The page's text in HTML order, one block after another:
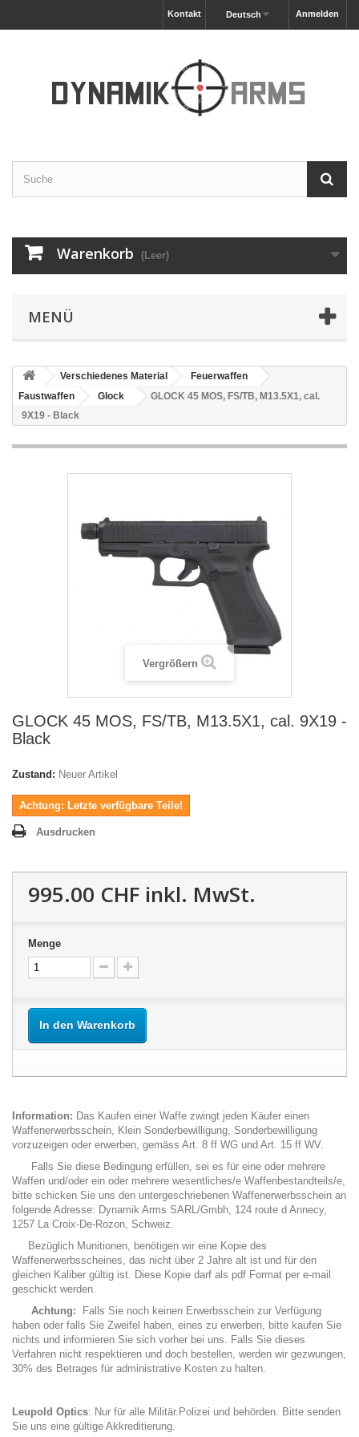
Anmelden
Deutsch
Kontakt
Warenkorb (Leer)
MENÜ
Verschiedenes Material
Feuerwaffen
Faustwaffen
Glock
GLOCK 45 MOS, FS/TB, M13.5X1, cal.
9X19 - Black
Vergrößern
GLOCK 45 MOS, FS/TB, M13.5X1, cal. 9X19 -
Black
Zustand: Neuer Artikel
Achtung: Letzte verfügbare Teile!
Ausdrucken
995.00 CHF inkl. MwSt.
Menge
In den Warenkorb
Information: Das Kaufen einer Waffe zwingt jeden Käufer einen
Waffenerwerbsschein, Klein Sonderbewilligung, Sonderbewilligung
vorzuzeigen oder erwerben, gemäss Art. 8 ff WG und Art. 15 ff WV.
Falls Sie diese Bedingung erfüllen, sei es für eine oder mehrere
Waffen und/oder ein oder mehrere wesentliches/e Waffenbestandteils/e,
bitte schicken Sie uns den untergeschriebenen Waffenerwerbsschein an
folgende Adresse: Dynamik Arms SARL/Gmbh, 124 route d Annecy,
1257 La Croix-De-Rozon, Schweiz.
Bezüglich Munitionen, benötigen wir eine Kopie des
Waffenerwerbsscheines, das nicht über 2 Jahre alt ist und für den
gleichen Kaliber gültig ist. Diese Kopie darf als pdf Format per e-mail
geschickt werden.
Achtung: Falls Sie noch keinen Erwerbsschein zur Verfügung
haben oder falls Sie Zweifel haben, eines zu erwerben, bitte kaufen Sie
nichts und informieren Sie sich vorher bei uns. Falls Sie dieses
Verfahren nicht respektieren und doch bestellen, werden wir gezwungen,
30% des Betrages für administrative Kosten zu halten.
Leupold Optics: Nur für alle Militär.Polizei und behörden. Bitte senden
Sie uns eine gültige Akkreditierung.